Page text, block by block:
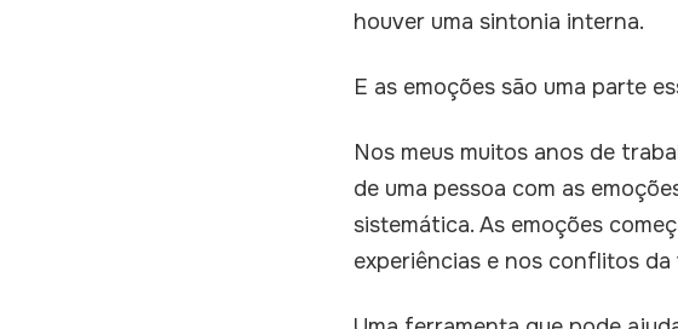
houver uma sintonia interna.
E as emoções são uma parte
Nos meus muitos anos de
de uma pessoa com as
sistemática. As emoções
experiências e nos conflitos da